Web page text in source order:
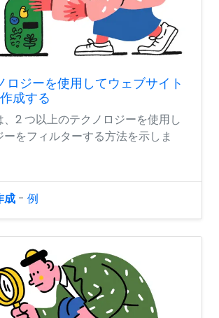
ロジーを使用してウェブサイト
成する
、2 つ以上のテクノロジーを使用し
をフィルターする方法を示しま
成 - 例